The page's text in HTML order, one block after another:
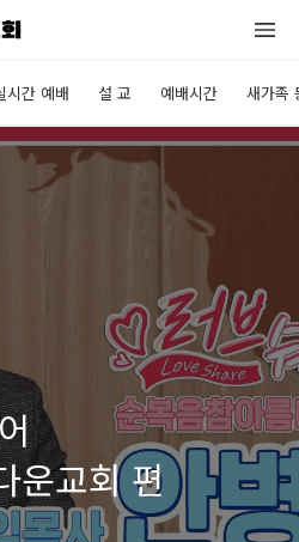
시간 예배 설 교 예배시간 새가족
운교회 편